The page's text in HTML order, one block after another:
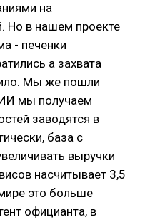
на
Но в нашем проекте
- печенки
а захвата
Мы же пошли
мы получаем
заводятся в
база с
выручки
насчитывает 3,5
это больше
официанта, в